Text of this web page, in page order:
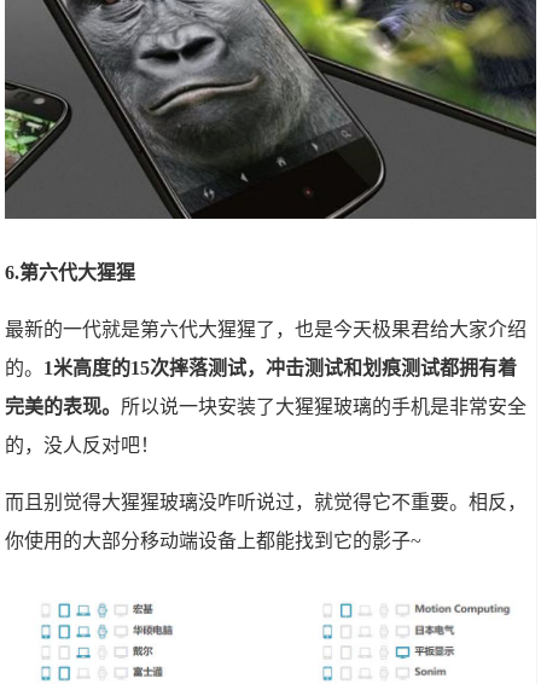
6.第六代大猩猩
最新的一代就是第六代大猩猩了，也是今天极果君给大家介绍
的。 1米高度的15次摔落测试，冲击测试和划痕测试都拥有着
完美的表现。 所以说一块安装了大猩猩玻璃的手机是非常安全
的，没人反对吧！
而且别觉得大猩猩玻璃没咋听说过，就觉得它不重要。相反，
你使用的大部分移动端设备上都能找到它的影子~